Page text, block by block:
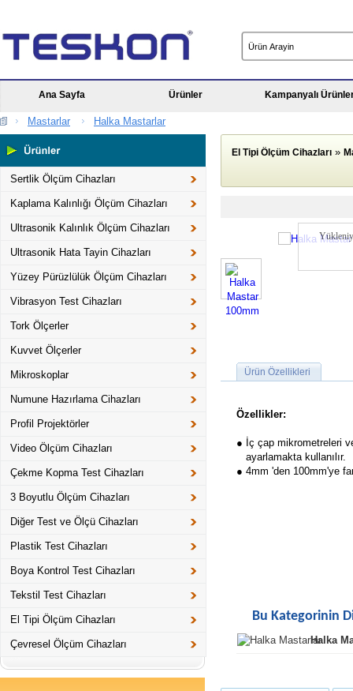
Ana Sayfa Ürünler Kampanyalı
Mastarlar Halka Mastarlar
Sertlik Ölçüm Cihazları
Kaplama Kalınlığı Ölçüm Cihazları
Ultrasonik Kalınlık Ölçüm Cihazları
Ultrasonik Hata Tayin Cihazları
Yüzey Pürüzlülük Ölçüm Cihazları
Vibrasyon Test Cihazları
Tork Ölçerler
Kuvvet Ölçerler
Mikroskoplar
Numune Hazırlama Cihazları
Profil Projektörler
Video Ölçüm Cihazları
Çekme Kopma Test Cihazları
3 Boyutlu Ölçüm Cihazları
Diğer Test ve Ölçü Cihazları
Plastik Test Cihazları
Boya Kontrol Test Cihazları
Tekstil Test Cihazları
El Tipi Ölçüm Cihazları
Çevresel Ölçüm Cihazları
El Tipi Ölçüm Cihazları »
Ürün Özellikleri
Özellikler:
● İç çap mikrometreleri
ayarlamakta kullanılır.
● 4mm 'den 100mm'ye
Bu Kategorinin
Halka